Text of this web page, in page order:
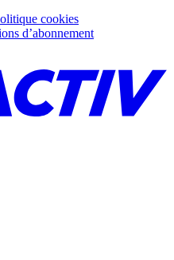
cookies
d’abonnement